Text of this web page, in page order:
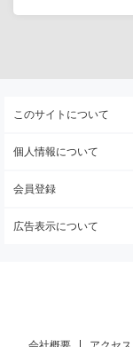
このサイトについて
個人情報について
会員登録
広告表示について